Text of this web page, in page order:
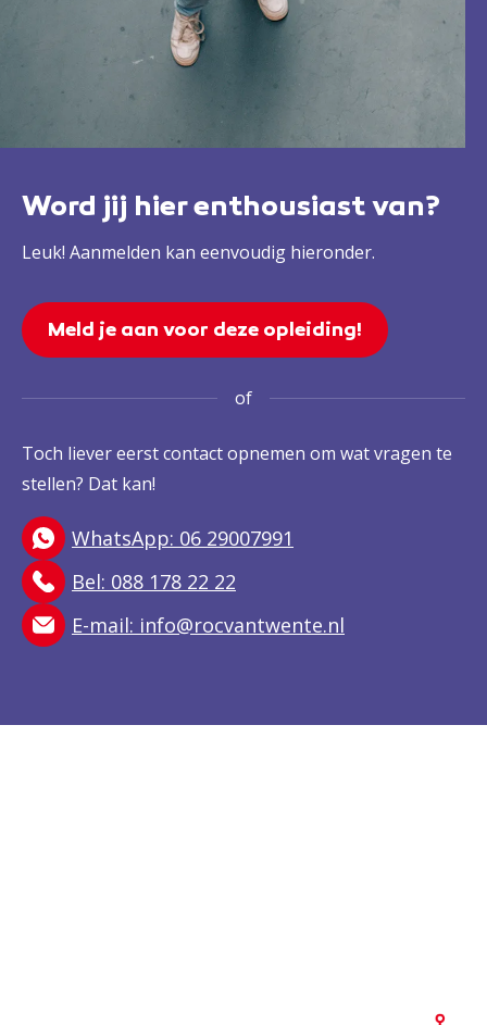
Word jij hier enthousiast van?
Leuk! Aanmelden kan eenvoudig hieronder.
Meld je aan voor deze opleiding!
of
Toch liever eerst contact opnemen om wat vragen te
stellen? Dat kan!
WhatsApp: 06 29007991
Bel: 088 178 22 22
E-mail: info@rocvantwente.nl